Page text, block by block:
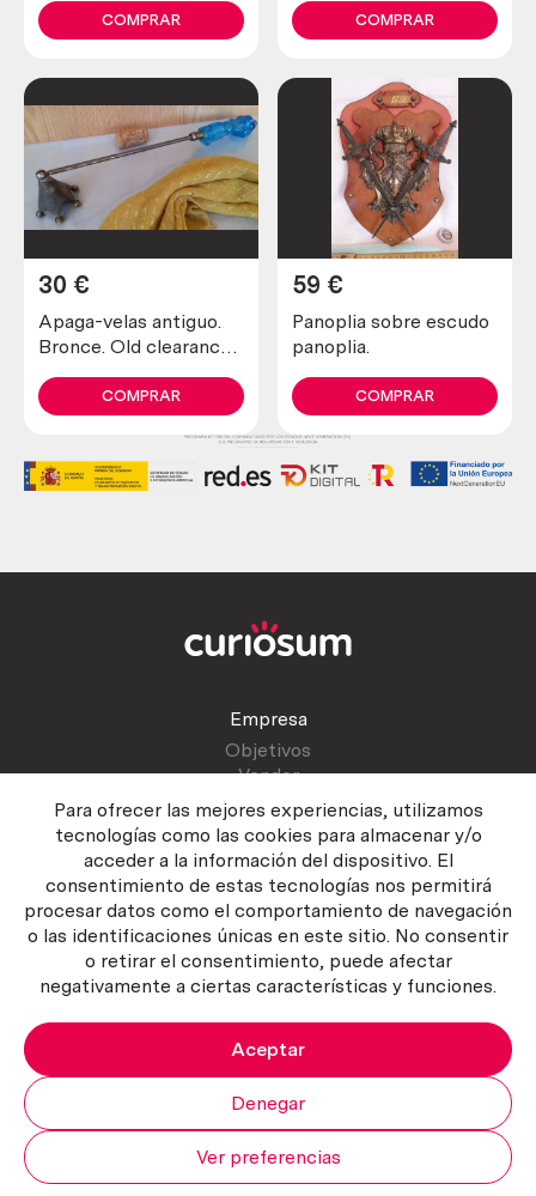
Para ofrecer las mejores experiencias, utilizamos
tecnologías como las cookies para almacenar y/o
acceder a la información del dispositivo. El
consentimiento de estas tecnologías nos permitirá
procesar datos como el comportamiento de navegación
o las identificaciones únicas en este sitio. No consentir
o retirar el consentimiento, puede afectar
negativamente a ciertas características y funciones.
Aceptar
Denegar
Ver preferencias
wood. Old and
beautiful desktop
COMPRAR
años 30.COMPRAR
Apaga-velas antiguo.
Bronce. Old clearance-
30 €
COMPRAR
Panoplia sobre escudo
panoplia.
59 €
COMPRAR
Empresa
Objetivos
Vender
Atención al cliente
Contactar
Manual del vendedor
Política del servicio
Política de Cookies
Copyright ©2026 Curiosum S.L. Todos los derechos reservados.